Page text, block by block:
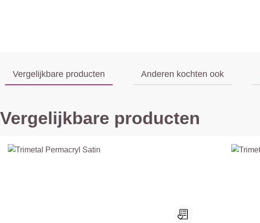
Vergelijkbare producten Anderen kochten ook
Vergelijkbare producten